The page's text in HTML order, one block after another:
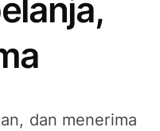
dan menerima